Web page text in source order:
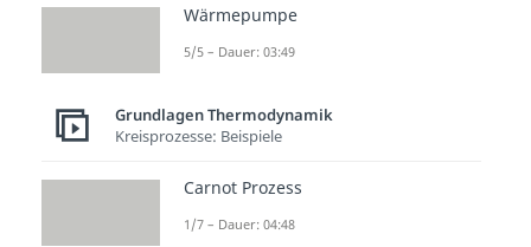
Weitere
Carnot Prozess
Joule Prozess
Stirling Prozess
Wärmepumpe
5/5 – Dauer: 03:49
Grundlagen Thermodynamik
Kreisprozesse: Beispiele
Carnot Prozess
1/7 – Dauer: 04:48